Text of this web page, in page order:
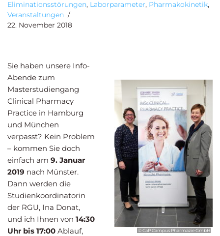
Eliminationsstörungen, Laborparameter, Pharmakokinetik,
Veranstaltungen
22. November 2018
© CaP Campus Pharmazie GmbH
Sie haben unsere Info-
Abende zum
Masterstudiengang
Clinical Pharmacy
Practice in Hamburg
und München
verpasst? Kein Problem
– kommen Sie doch
einfach am 9. Januar
2019 nach Münster.
Dann werden die
Studienkoordinatorin
der RGU, Ina Donat,
und ich Ihnen von 14:30
Uhr bis 17:00 Ablauf,